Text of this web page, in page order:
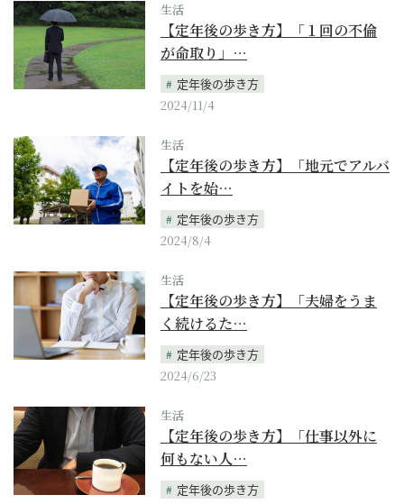
生活
【定年後の歩き方】「１回の不倫
が命取り」…
定年後の歩き方
2024/11/4
生活
【定年後の歩き方】「地元でアルバ
イトを始…
定年後の歩き方
2024/8/4
生活
【定年後の歩き方】「夫婦をうま
く続けるた…
定年後の歩き方
2024/6/23
生活
【定年後の歩き方】「仕事以外に
何もない人…
定年後の歩き方